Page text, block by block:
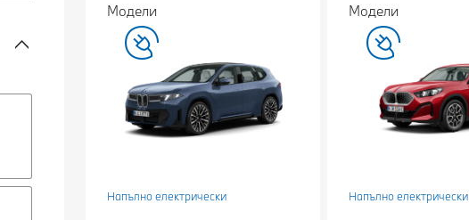
Модели
Напълно електрически
Модели
Напълно електрически